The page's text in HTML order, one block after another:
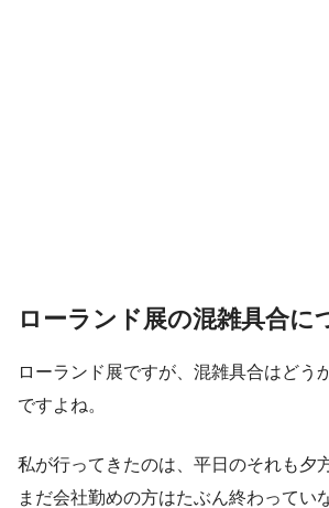
ローランド展の混雑具合に
ローランド展ですが、混雑具合はどう
ですよね。
私が行ってきたのは、平日のそれも夕方
まだ会社勤めの方はたぶん終わってい